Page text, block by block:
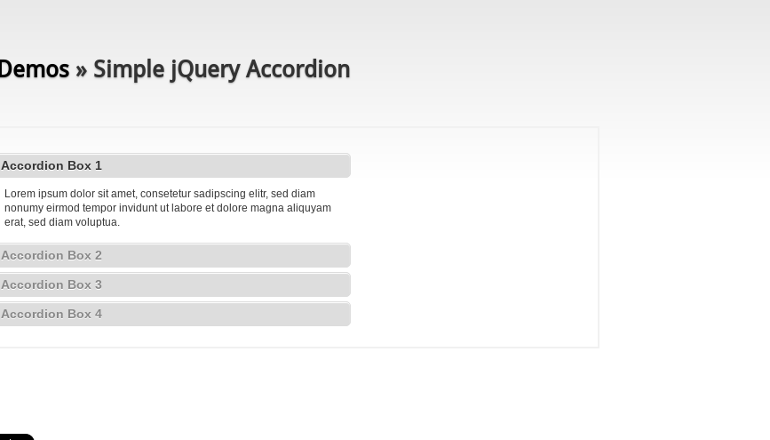
Demos » Simple jQuery Accordion
Accordion Box 1
Lorem ipsum dolor sit amet, consetetur sadipscing elitr, sed diam
nonumy eirmod tempor invidunt ut labore et dolore magna aliquyam
erat, sed diam voluptua.
Accordion Box 2
Accordion Box 3
Accordion Box 4